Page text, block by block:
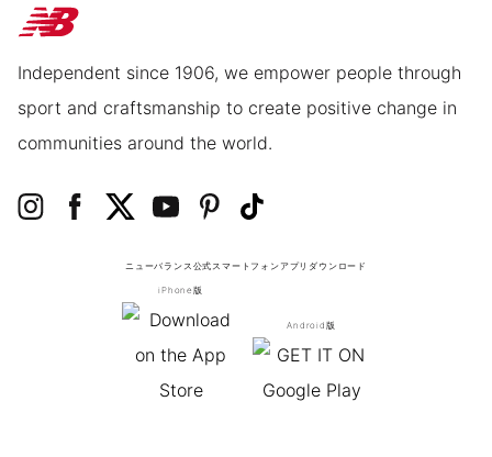
Independent since 1906, we empower people through
sport and craftsmanship to create positive change in
communities around the world.
ニューバランス公式スマートフォンアプリ ダウンロード
iPhone版
Android版